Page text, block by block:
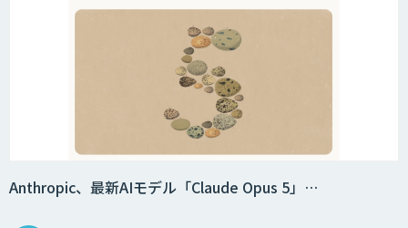
Anthropic、最新AIモデル「Claude Opus 5」…